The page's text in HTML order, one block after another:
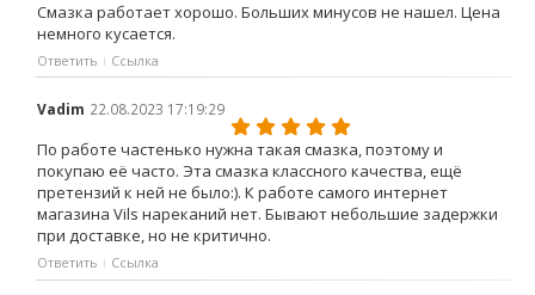
Смазка работает хорошо. Больших минусов не нашел. Цена
немного кусается.
Ответить Ссылка
Vadim 22.08.2023 17:19:29
По работе частенько нужна такая смазка, поэтому и
покупаю её часто. Эта смазка классного качества, ещё
претензий к ней не было:). К работе самого интернет
магазина Vils нареканий нет. Бывают небольшие задержки
при доставке, но не критично.
Ответить Ссылка